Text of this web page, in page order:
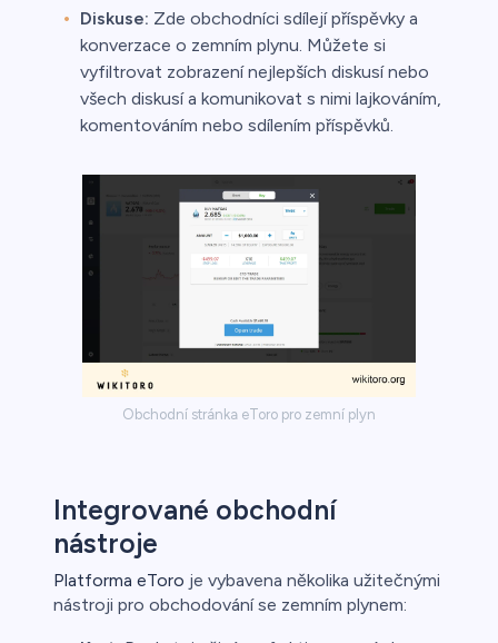
Diskuse: Zde obchodníci sdílejí příspěvky a
konverzace o zemním plynu. Můžete si
vyfiltrovat zobrazení nejlepších diskusí nebo
všech diskusí a komunikovat s nimi lajkováním,
komentováním nebo sdílením příspěvků.
Obchodní stránka eToro pro zemní plyn
Integrované obchodní
nástroje
Platforma eToro je vybavena několika užitečnými
nástroji pro obchodování se zemním plynem: